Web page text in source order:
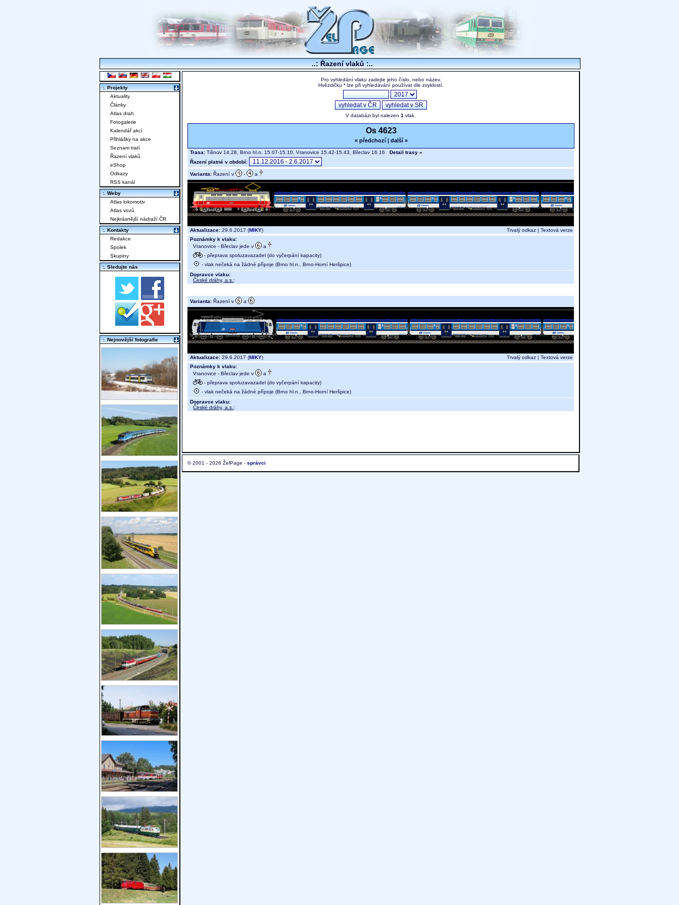
..: Řazení vlaků :..
Pro vyhledání vlaku zadejte jeho číslo, nebo název.
Hvězdičku * lze při vyhledávání používat dle zvyklostí.
V databázi byl nalezen 1 vlak.
Os 4623
« předchozí| další »
Trasa: Tišnov 14.28, Brno hl.n. 15.07-15.10, Vranovice 15.42-15.43, Břeclav 16.16 Detail trasy »
Řazení platné v období:
Varianta: Řazení v - a
Aktualizace: 29.6.2017 (MIKY) Trvalý odkaz | Textová verze
Poznámky k vlaku:
Vranovice - Břeclav jede v
a
- přeprava spoluzavazadel (do vyčerpání kapacity)
- vlak nečeká na žádné přípoje (Brno hl.n., Brno-Horní Heršpice)
Dopravce vlaku:
České dráhy, a.s. ;
Varianta: Řazení v a
Aktualizace: 29.6.2017 (MIKY) Trvalý odkaz | Textová verze
Poznámky k vlaku:
Vranovice - Břeclav jede v
a
- přeprava spoluzavazadel (do vyčerpání kapacity)
- vlak nečeká na žádné přípoje (Brno hl.n., Brno-Horní Heršpice)
Dopravce vlaku:
České dráhy, a.s. ;
© 2001 - 2026 ŽelPage - správci
:. Projekty
Aktuality
Články
Atlas drah
Fotogalerie
Kalendář akcí
Přihlášky na akce
Seznam tratí
Řazení vlaků
eShop
Odkazy
RSS kanál
:. Weby
Atlas lokomotiv
Atlas vozů
Nejkrásnější nádraží ČR
:. Kontakty
Redakce
Spolek
Skupiny
:. Sledujte nás
:. Nejnovější fotografie